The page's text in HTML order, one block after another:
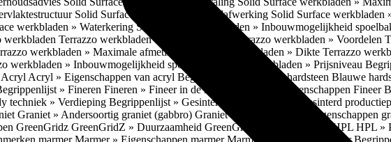
Solid Surface werkbladen » Randafwerking Solid Surface
werkbladen » WaterkeringSolid Surface werkbladen » Inbouwmogelijkheid
werkbladen Terrazzo werkbladen » Eigenschappen Terrazzo werkbladen » Voordelen
werkbladen » Maximale afmetingen Terrazzo werkbladen » Dikte Terrazzo
werkbladen » Inbouwmogelijkheid spoelbak Terrazzo werkbladen » Prijsniveau
Acryl » Eigenschappen van acryl Begrippenlijst » Blauwe hardsteen Blauwe
» Fineren Fineren » Fineer in de keuken Fineren » Eigenschappen Fineer
techniek » Verdieping Begrippenlijst » Gesinterd productieproces Gesinterd
Graniet » Andersoortig graniet (gabbro) Graniet » Gneis Graniet » Eigenschappen
GreenGridz GreenGridZ » Duurzaamheid GreenGridz Begrippenlijst » HPL HPL »